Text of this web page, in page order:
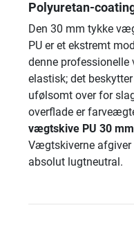
Polyuretan-
Den 30 mm tykke
PU er et ekstremt
denne
elastisk; det
ufølsomt over for
overflade er
vægtskive PU 30 mm
Vægtskiverne afgiver
absolut lugtneutral.